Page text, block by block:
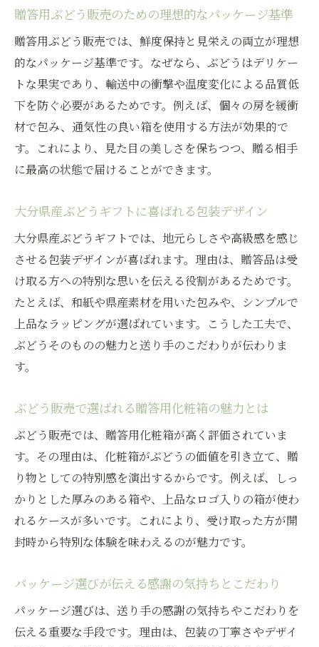
ント
安心感を高めるぶどう販売の包装チェック
消費者が求めるパッケージの工夫と配慮
ぶどう販売の信頼を築くパッケージ選定術
旬を味わうための最適なぶどうパッケージ活用
法
旬のぶどう販売を活かすパッケージ活用の
大分県産ぶどうの美味しさ引き出す包装方
法
季節感を伝えるパッケージ選びのポイント
ぶどう販売で注目される旬の楽しみ方とは
パッケージ利用で新鮮さを最大限に保つ方
ぶどう販売を支えるパッケージ選びの重要
性
大分県産ぶどうの価値を高める梱包アイデ
ア
地元農家と消費者をつなぐ包装の工夫とは
ぶどう販売現場で学ぶ選定ノウハウと実例
持続可能なぶどう販売を目指すパッケージ
地域ブランド力を高める包装選定のポイン
ト
贈答用ぶどう販売のための理想的なパッケージ基準
贈答用ぶどう販売では、鮮度保持と見栄えの両立が理想
的なパッケージ基準です。なぜなら、ぶどうはデリケー
トな果実であり、輸送中の衝撃や温度変化による品質低
下を防ぐ必要があるためです。例えば、個々の房を緩衝
材で包み、通気性の良い箱を使用する方法が効果的で
す。これにより、見た目の美しさを保ちつつ、贈る相手
に最高の状態で届けることができます。
大分県産ぶどうギフトに喜ばれる包装デザイン
大分県産ぶどうギフトでは、地元らしさや高級感を感じ
させる包装デザインが喜ばれます。理由は、贈答品は受
け取る方への特別な思いを伝える役割があるためです。
たとえば、和紙や県産素材を用いた包みや、シンプルで
上品なラッピングが選ばれています。こうした工夫で、
ぶどうそのものの魅力と送り手のこだわりが伝わりま
す。
ぶどう販売で選ばれる贈答用化粧箱の魅力とは
ぶどう販売では、贈答用化粧箱が高く評価されていま
す。その理由は、化粧箱がぶどうの価値を引き立て、贈
り物としての特別感を演出するからです。例えば、しっ
かりとした厚みのある箱や、上品なロゴ入りの箱が使わ
れるケースが多いです。これにより、受け取った方が開
封時から特別な体験を味わえるのが魅力です。
パッケージ選びが伝える感謝の気持ちとこだわり
パッケージ選びは、送り手の感謝の気持ちやこだわりを
伝える重要な手段です。理由は、包装の丁寧さやデザイ